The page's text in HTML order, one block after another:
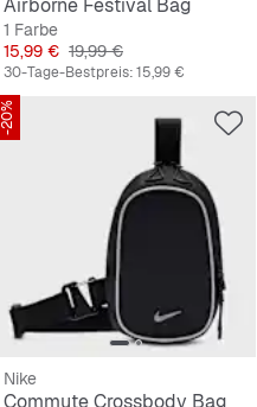
Airborne Festival Bag
1 Farbe
Preis
15,99 € Originalpreis
19,99 €
30-Tage-Bestpreis:15,99 €
-20%
Nike
Commute Crossbody Bag